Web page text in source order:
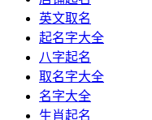
英文取名
起名字大全
八字起名
取名字大全
名字大全
生肖起名